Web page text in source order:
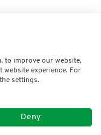
to improve our website,
website experience. For
settings.
Deny